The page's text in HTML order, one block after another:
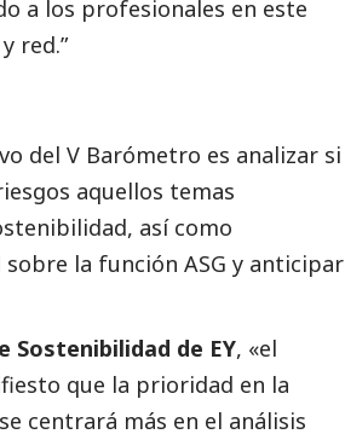
a los profesionales en este
red.”
del V Barómetro es analizar si
aquellos temas
así como
la función ASG y anticipar
Sostenibilidad de EY, «el
que la prioridad en la
centrará más en el análisis